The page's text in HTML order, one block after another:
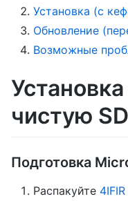
Установка (с
Обновление
Возможные
чистую SD
Подготовка
Распакуйте 4IFIR